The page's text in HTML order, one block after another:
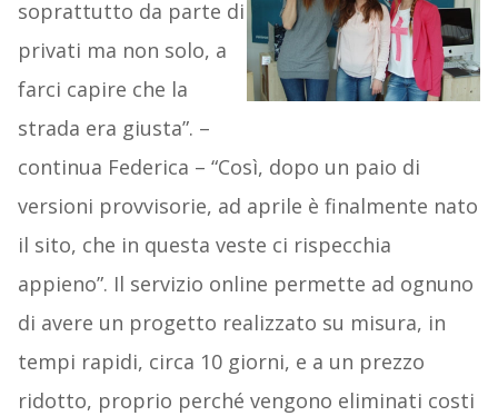
soprattutto da parte di
privati ma non solo, a
farci capire che la
strada era giusta”. –
continua Federica – “Così, dopo un paio di
versioni provvisorie, ad aprile è finalmente nato
il sito, che in questa veste ci rispecchia
appieno”. Il servizio online permette ad ognuno
di avere un progetto realizzato su misura, in
tempi rapidi, circa 10 giorni, e a un prezzo
ridotto, proprio perché vengono eliminati costi